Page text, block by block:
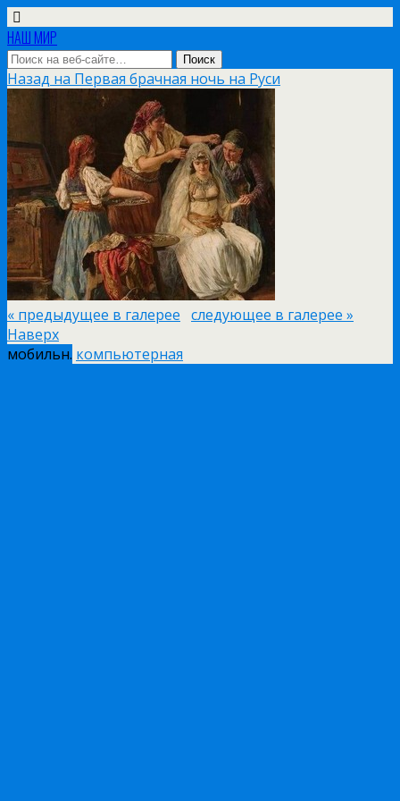
НАШ МИР
Назад на Первая брачная ночь на Руси
« предыдущее в галерее следующее в галерее »
Наверх
мобильн. компьютерная